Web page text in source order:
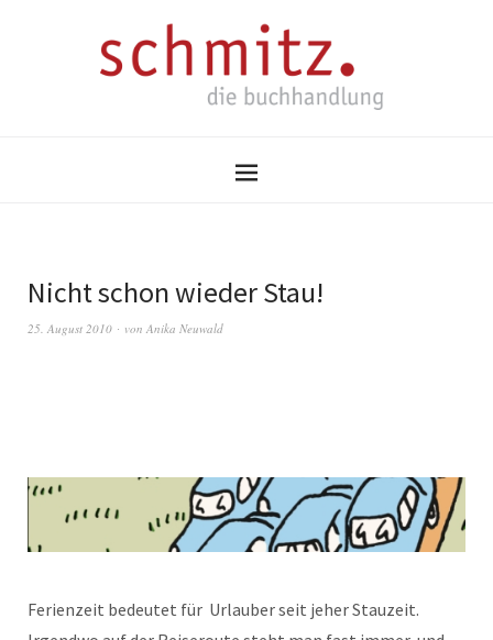
Nicht schon wieder Stau!
25. August 2010 von Anika Neuwald
Ferienzeit bedeutet für Urlauber seit jeher Stauzeit.